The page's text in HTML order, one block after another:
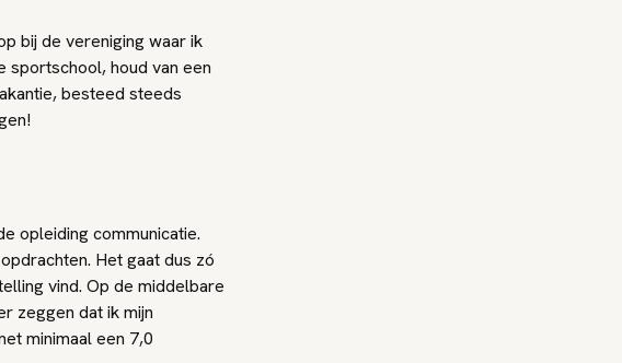
bij de vereniging waar ik
sportschool, houd van een
besteed steeds
opleiding communicatie.
Het gaat dus zó
vind. Op de middelbare
zeggen dat ik mijn
minimaal een 7,0